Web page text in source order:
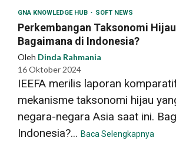
GNA KNOWLEDGE HUB SOFT NEWS
Perkembangan Taksonomi
Bagaimana di Indonesia?
Oleh Dinda Rahmania
16 Oktober 2024
IEEFA merilis laporan
mekanisme taksonomi hijau
negara-negara Asia saat ini.
Indonesia?... Baca Selengkapnya